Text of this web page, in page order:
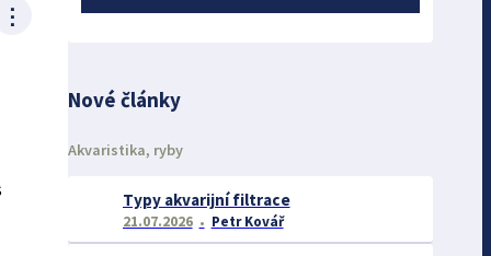
⋮
Nové články
Akvaristika, ryby
Typy akvarijní filtrace
21.07.2026 Petr Kovář